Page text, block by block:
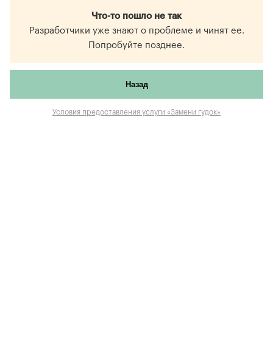
Что-то пошло не так
Разработчики уже знают о проблеме и чинят ее.
Попробуйте позднее.
Назад
Условия предоставления услуги «Замени гудок»